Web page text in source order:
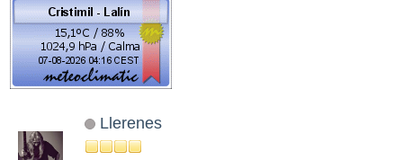
Llerenes